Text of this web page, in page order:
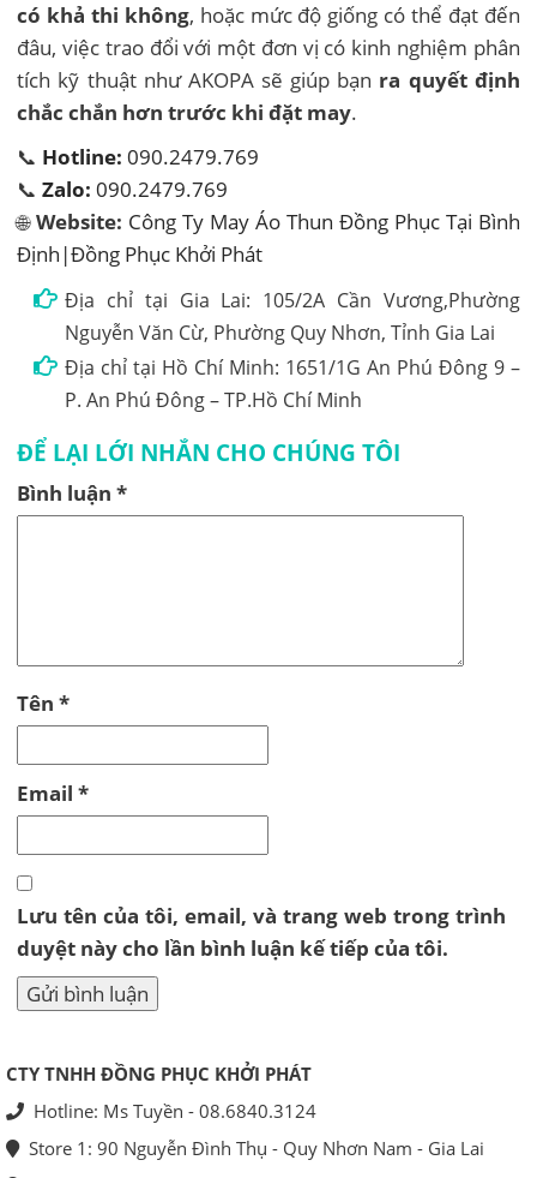
có khả thi không, hoặc mức độ giống có thể đạt đến
đâu, việc trao đổi với một đơn vị có kinh nghiệm phân
tích kỹ thuật như AKOPA sẽ giúp bạn ra quyết định
chắc chắn hơn trước khi đặt may.
📞 Hotline: 090.2479.769
📞Zalo: 090.2479.769
🌐Website: Công Ty May Áo Thun Đồng Phục Tại Bình
Định|Đồng Phục Khởi Phát
Địa chỉ tại Gia Lai: 105/2A Cần Vương,Phường
Nguyễn Văn Cừ, Phường Quy Nhơn, Tỉnh Gia Lai
Địa chỉ tại Hồ Chí Minh: 1651/1G An Phú Đông 9 –
P. An Phú Đông – TP.Hồ Chí Minh
ĐỂ LẠI LỚI NHẮN CHO CHÚNG TÔI
Bình luận*
Tên*
Email*
Lưu tên của tôi, email, và trang web trong trình
duyệt này cho lần bình luận kế tiếp của tôi.
CTY TNHH ĐỒNG PHỤC KHỞI PHÁT
Hotline: Ms Tuyền - 08.6840.3124
Store 1: 90 Nguyễn Đình Thụ - Quy Nhơn Nam - Gia Lai